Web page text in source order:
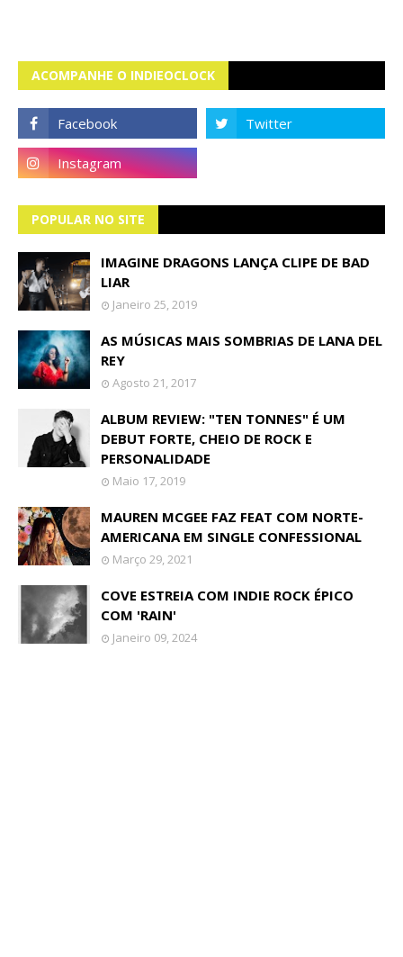
ACOMPANHE O INDIEOCLOCK
POPULAR NO SITE
IMAGINE DRAGONS LANÇA CLIPE DE BAD
LIAR
Janeiro 25, 2019
AS MÚSICAS MAIS SOMBRIAS DE LANA DEL
REY
Agosto 21, 2017
ALBUM REVIEW: "TEN TONNES" É UM
DEBUT FORTE, CHEIO DE ROCK E
PERSONALIDADE
Maio 17, 2019
MAUREN MCGEE FAZ FEAT COM NORTE-
AMERICANA EM SINGLE CONFESSIONAL
Março 29, 2021
COVE ESTREIA COM INDIE ROCK ÉPICO
COM 'RAIN'
Janeiro 09, 2024